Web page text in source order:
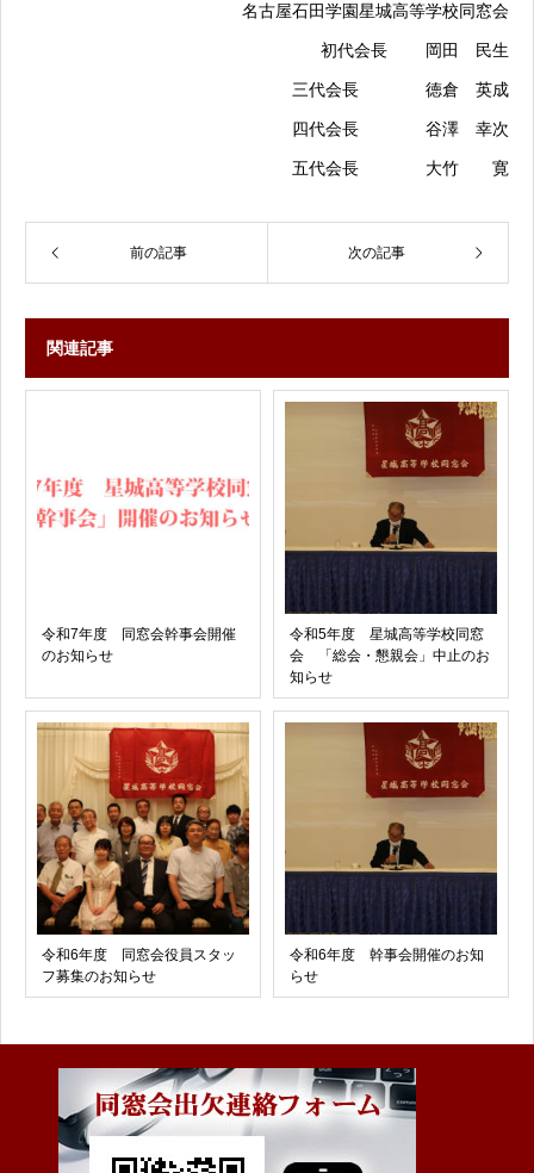
名古屋石田学園星城高等学校同窓会
初代会長 岡田 民生
三代会長 徳倉 英成
四代会長 谷澤 幸次
五代会長 大竹 寛
前の記事 次の記事
関連記事
令和7年度 同窓会幹事会開催
のお知らせ
令和5年度 星城高等学校同窓
会 「総会・懇親会」中止のお
知らせ
令和6年度 同窓会役員スタッ
フ募集のお知らせ
令和6年度 幹事会開催のお知
らせ